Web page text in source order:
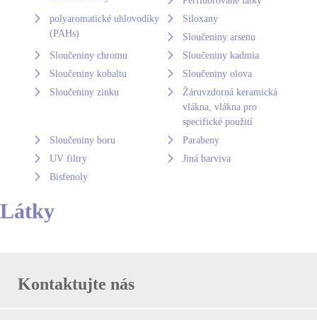
polyaromatické uhlovodíky
(PAHs)
Siloxany
Sloučeniny arsenu
Sloučeniny chromu
Sloučeniny kadmia
Sloučeniny kobaltu
Sloučeniny olova
Sloučeniny zinku
Žáruvzdorná keramická
vlákna, vlákna pro
specifické použití
Sloučeniny boru
Parabeny
UV filtry
Jiná barviva
Bisfenoly
Látky
Kontaktujte nás